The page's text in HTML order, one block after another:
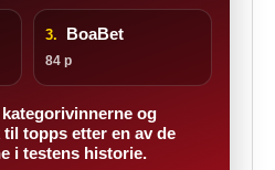
3. BoaBet
84 p
og
topps etter en av de
i testens historie.